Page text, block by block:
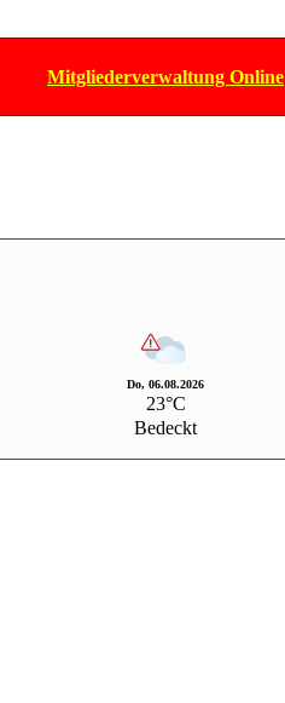
Mitgliederverwaltung Online
Do, 06.08.2026
23°C
Bedeckt